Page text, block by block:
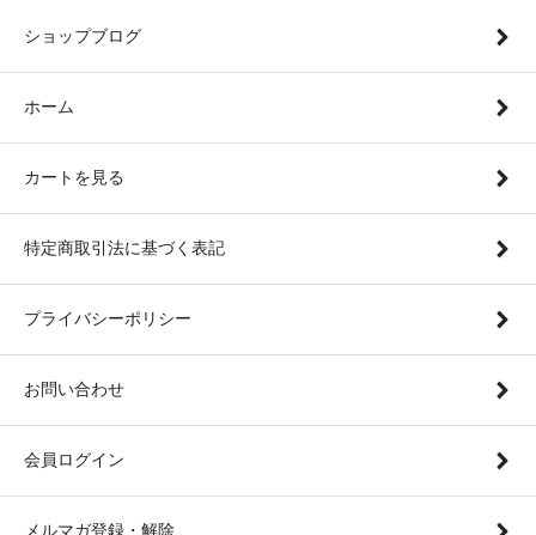
ショップブログ
ホーム
カートを見る
特定商取引法に基づく表記
プライバシーポリシー
お問い合わせ
会員ログイン
メルマガ登録・解除